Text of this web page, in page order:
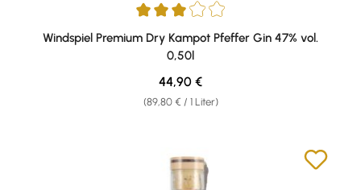
Durchschnittliche Bewertung von 3 von 5 Sternen
Windspiel Premium Dry Kampot Pfeffer Gin 47% vol.
0,50l
(89,80 € / 1 Liter)
Regulärer Preis:
44,90 €